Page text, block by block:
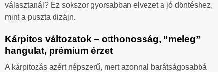
választanál? Ez sokszor gyorsabban elvezet a jó döntéshez,
mint a puszta dizájn.
Kárpitos változatok – otthonosság, “meleg”
hangulat, prémium érzet
A kárpitozás azért népszerű, mert azonnal barátságosabbá